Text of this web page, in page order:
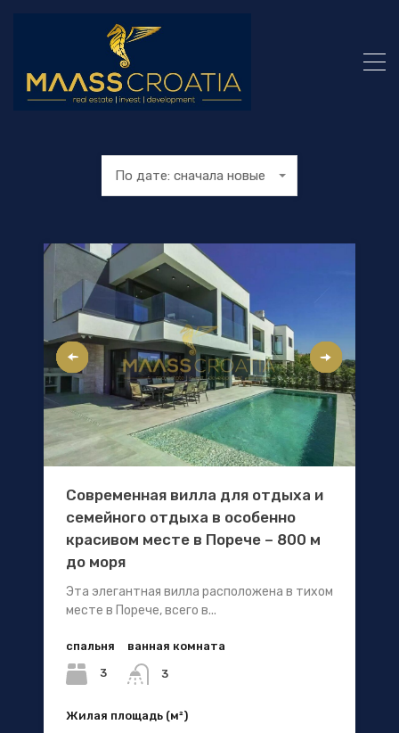
По дате: сначала новые
Современная вилла для отдыха и
семейного отдыха в особенно
красивом месте в Порече – 800 м
до моря
Эта элегантная вилла расположена в тихом
месте в Порече, всего в...
спальня
3
ванная комната
3
Жилая площадь (м²)